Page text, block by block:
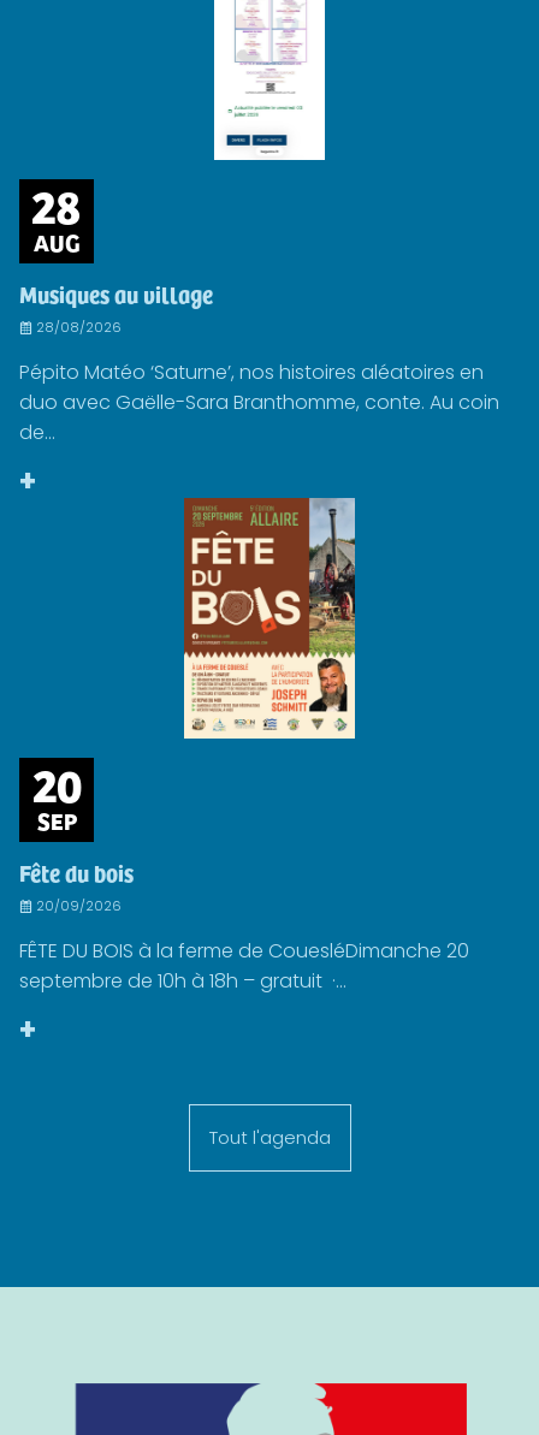
28
AUG
Musiques au village
28/08/2026
Pépito Matéo ‘Saturne’, nos histoires aléatoires en
duo avec Gaëlle-Sara Branthomme, conte. Au coin
de...
+
20
SEP
Fête du bois
20/09/2026
FÊTE DU BOIS à la ferme de CouesléDimanche 20
septembre de 10h à 18h – gratuit ·...
+
Tout l'agenda